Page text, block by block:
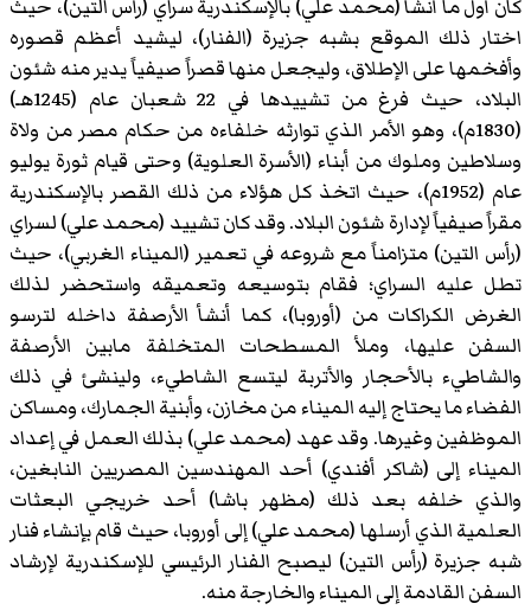
كان أول ما أنشأ (محمد علي) بالإسكندرية سراي (رأس التين)، حيث
اختار ذلك الموقع بشبه جزيرة (الفنار)، ليشيد أعظم قصوره
وأفخمها على الإطلاق، وليجعل منها قصراً صيفياً يدير منه شئون
البلاد، حيث فرغ من تشييدها في 22 شعبان عام (1245هـ)
(1830م)، وهو الأمر الذي توارثه خلفاءه من حكام مصر من ولاة
وسلاطين وملوك من أبناء (الأسرة العلوية) وحتى قيام ثورة يوليو
عام (1952م)، حيث اتخذ كل هؤلاء من ذلك القصر بالإسكندرية
مقراً صيفياً لإدارة شئون البلاد. وقد كان تشييد (محمد علي) لسراي
(رأس التين) متزامناً مع شروعه في تعمير (الميناء الغربي)، حيث
تطل عليه السراي؛ فقام بتوسيعه وتعميقه واستحضر لذلك
الغرض الكراكات من (أوروبا)، كما أنشأ الأرصفة داخله لترسو
السفن عليها، وملأ المسطحات المتخلفة مابين الأرصفة
والشاطيء بالأحجار والأتربة ليتسع الشاطيء، ولينشئ في ذلك
الفضاء ما يحتاج إليه الميناء من مخازن، وأبنية الجمارك، ومساكن
الموظفين وغيرها. وقد عهد (محمد علي) بذلك العمل في إعداد
الميناء إلى (شاكر أفندي) أحد المهندسين المصريين النابغين،
والذي خلفه بعد ذلك (مظهر باشا) أحد خريجي البعثات
العلمية الذي أرسلها (محمد علي) إلى أوروبا، حيث قام بإنشاء فنار
شبه جزيرة (رأس التين) ليصبح الفنار الرئيسي للإسكندرية لإرشاد
السفن القادمة إلى الميناء والخارجة منه.